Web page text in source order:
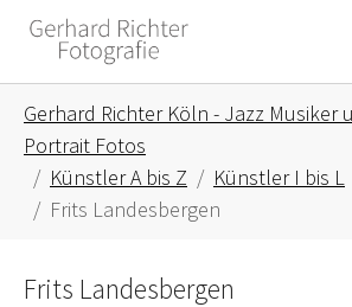
Skip to main content
Skip to page footer
Gerhard Richter Köln - Jazz Musiker
Portrait Fotos
Künstler A bis Z
Künstler I bis L
Frits Landesbergen
Frits Landesbergen